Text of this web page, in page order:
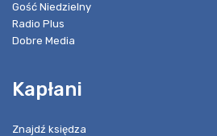
Gość Niedzielny
Radio Plus
Dobre Media
Kapłani
Znajdź księdza